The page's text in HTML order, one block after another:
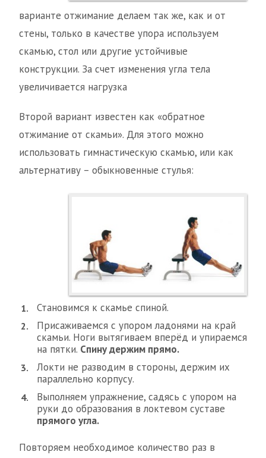
варианте отжимание делаем так же, как и от
стены, только в качестве упора используем
скамью, стол или другие устойчивые
конструкции. За счет изменения угла тела
увеличивается нагрузка
Второй вариант известен как «обратное
отжимание от скамьи». Для этого можно
использовать гимнастическую скамью, или как
альтернативу – обыкновенные стулья:
Становимся к скамье спиной.
Присаживаемся с упором ладонями на край
скамьи. Ноги вытягиваем вперёд и упираемся
на пятки. Спину держим прямо.
Локти не разводим в стороны, держим их
параллельно корпусу.
Выполняем упражнение, садясь с упором на
руки до образования в локтевом суставе
прямого угла.
Повторяем необходимое количество раз в